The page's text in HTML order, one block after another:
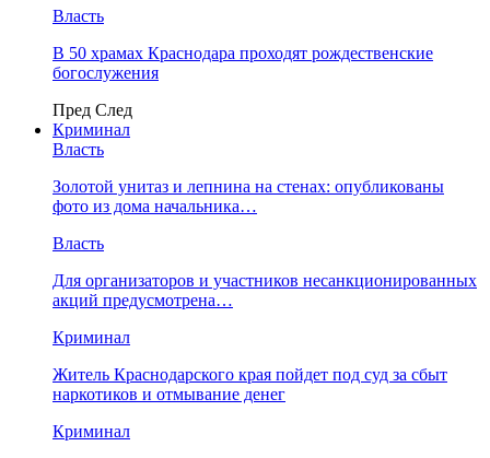
Власть
В 50 храмах Краснодара проходят рождественские
богослужения
Пред След
Криминал
Власть
​Золотой унитаз и лепнина на стенах: опубликованы
фото из дома начальника…
Власть
Для организаторов и участников несанкционированных
акций предусмотрена…
Криминал
Житель Краснодарского края пойдет под суд за сбыт
наркотиков и отмывание денег
Криминал